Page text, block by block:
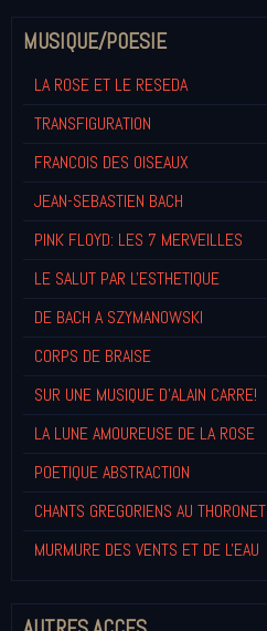
MUSIQUE/POESIE
LA ROSE ET LE RESEDA
TRANSFIGURATION
FRANCOIS DES OISEAUX
JEAN-SEBASTIEN BACH
PINK FLOYD: LES 7 MERVEILLES
LE SALUT PAR L'ESTHETIQUE
DE BACH A SZYMANOWSKI
CORPS DE BRAISE
SUR UNE MUSIQUE D'ALAIN CARRE!
LA LUNE AMOUREUSE DE LA ROSE
POETIQUE ABSTRACTION
CHANTS GREGORIENS AU THORONET
MURMURE DES VENTS ET DE L'EAU